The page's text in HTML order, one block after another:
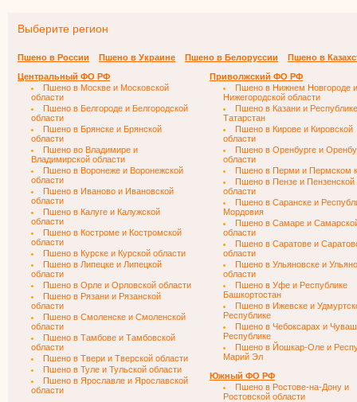
Выберите регион
Пшено в России Пшено в Украине Пшено в Белоруссии
Пшено в
Центральный ФО РФ
Пшено в Москве и Московской
области
Пшено в Белгороде и Белгородской
области
Пшено в Брянске и Брянской
области
Пшено во Владимире и
Владимирской области
Пшено в Воронеже и Воронежской
области
Пшено в Иваново и Ивановской
области
Пшено в Калуге и Калужской
области
Пшено в Костроме и Костромской
области
Пшено в Курске и Курской области
Пшено в Липецке и Липецкой
области
Пшено в Орле и Орловской области
Пшено в Рязани и Рязанской
области
Пшено в Смоленске и Смоленской
области
Пшено в Тамбове и Тамбовской
области
Пшено в Твери и Тверской области
Пшено в Туле и Тульской области
Пшено в Ярославле и Ярославской
области
Приволжский ФО РФ
Пшено в Нижнем Новгороде и
Нижегородской области
Пшено в Казани и Республике
Татарстан
Пшено в Кирове и Кировской
области
Пшено в Оренбурге и
области
Пшено в Перми и Пермском
Пшено в Пензе и Пензенской
области
Пшено в Саранске и
Мордовия
Пшено в Самаре и
области
Пшено в Саратове и
области
Пшено в Ульяновске и
области
Пшено в Уфе и Республике
Башкортостан
Пшено в Ижевске и
Республике
Пшено в Чебоксарах и
Республике
Пшено в Йошкар-Оле и
Марий Эл
Южный ФО РФ
Пшено в Ростове-на-Дону и
Ростовской области